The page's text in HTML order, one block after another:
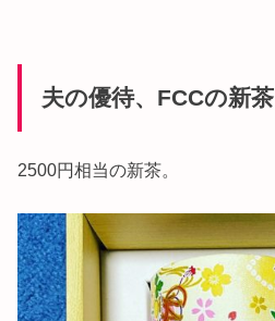
夫の優待、FCCの新茶
2500円相当の新茶。